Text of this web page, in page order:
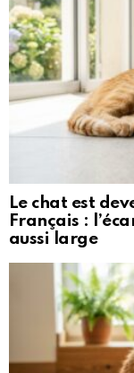
Le chat est
Français :
aussi large